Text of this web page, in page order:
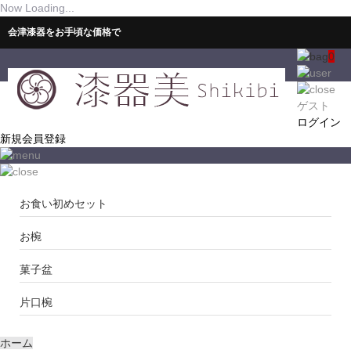
Now Loading...
会津漆器をお手頃な価格で
0
ゲスト
ログイン
新規会員登録
お食い初めセット
お椀
菓子盆
片口椀
ホーム